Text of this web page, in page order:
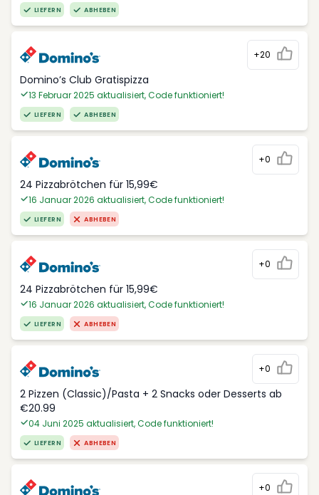
LIEFERN ABHEBEN
+20
Domino’s Club Gratispizza
13 Februar 2025 aktualisiert, Code funktioniert!
LIEFERN ABHEBEN
+0
24 Pizzabrötchen für 15,99€
16 Januar 2026 aktualisiert, Code funktioniert!
LIEFERN ABHEBEN
+0
24 Pizzabrötchen für 15,99€
16 Januar 2026 aktualisiert, Code funktioniert!
LIEFERN ABHEBEN
+0
2 Pizzen (Classic)/Pasta + 2 Snacks oder Desserts ab
€20.99
04 Juni 2025 aktualisiert, Code funktioniert!
LIEFERN ABHEBEN
+0